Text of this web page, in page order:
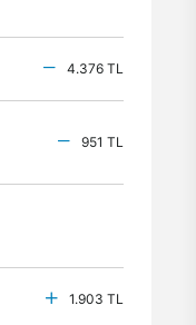
4.376 TL
951 TL
1.903 TL